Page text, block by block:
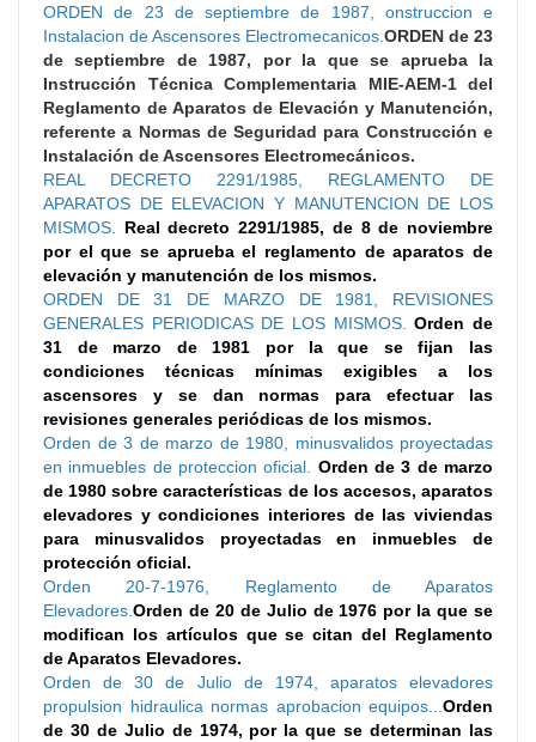
ORDEN de 23 de septiembre de 1987, onstruccion e
Instalacion de Ascensores Electromecanicos. ORDEN de 23
de septiembre de 1987, por la que se aprueba la
Instrucción Técnica Complementaria MIE-AEM-1 del
Reglamento de Aparatos de Elevación y Manutención,
referente a Normas de Seguridad para Construcción e
Instalación de Ascensores Electromecánicos.
REAL DECRETO 2291/1985, REGLAMENTO DE
APARATOS DE ELEVACION Y MANUTENCION DE LOS
MISMOS. Real decreto 2291/1985, de 8 de noviembre
por el que se aprueba el reglamento de aparatos de
elevación y manutención de los mismos.
ORDEN DE 31 DE MARZO DE 1981, REVISIONES
GENERALES PERIODICAS DE LOS MISMOS.
Orden de
31 de marzo de 1981 por la que se fijan las
condiciones técnicas mínimas exigibles a los
ascensores y se dan normas para efectuar las
revisiones generales periódicas de los mismos.
Orden de 3 de marzo de 1980, minusvalidos proyectadas
en inmuebles de proteccion oficial.
Orden de 3 de marzo
de 1980 sobre características de los accesos, aparatos
elevadores y condiciones interiores de las viviendas
para minusvalidos proyectadas en inmuebles de
protección oficial.
Orden 20-7-1976, Reglamento de Aparatos
Elevadores. Orden de 20 de Julio de 1976 por la que se
modifican los artículos que se citan del Reglamento
de Aparatos Elevadores.
Orden de 30 de Julio de 1974, aparatos elevadores
propulsion hidraulica normas aprobacion equipos... Orden
de 30 de Julio de 1974, por la que se determinan las